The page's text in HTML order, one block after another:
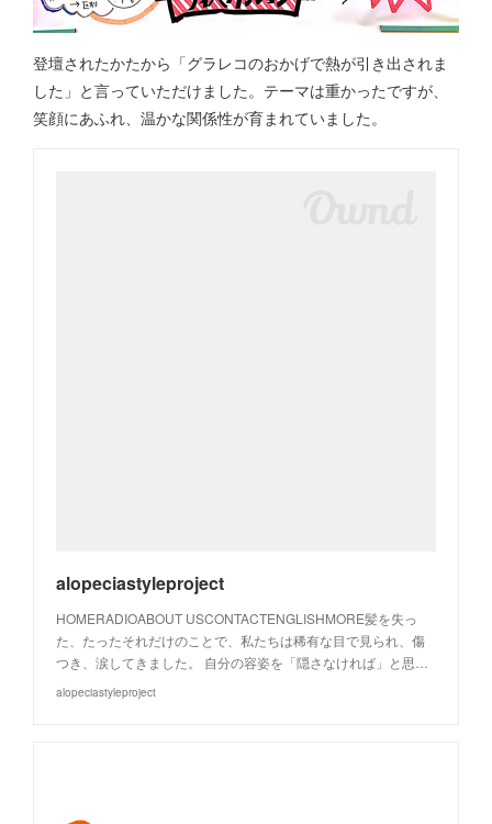
登壇されたかたから「グラレコのおかげで熱が引き出されま
した」と言っていただけました。テーマは重かったですが、
笑顔にあふれ、温かな関係性が育まれていました。
alopeciastyleproject
HOMERADIOABOUT USCONTACTENGLISHMORE髪を失っ
た、たったそれだけのことで、私たちは稀有な目で見られ、傷
つき、涙してきました。 自分の容姿を「隠さなければ」と思…
alopeciastyleproject